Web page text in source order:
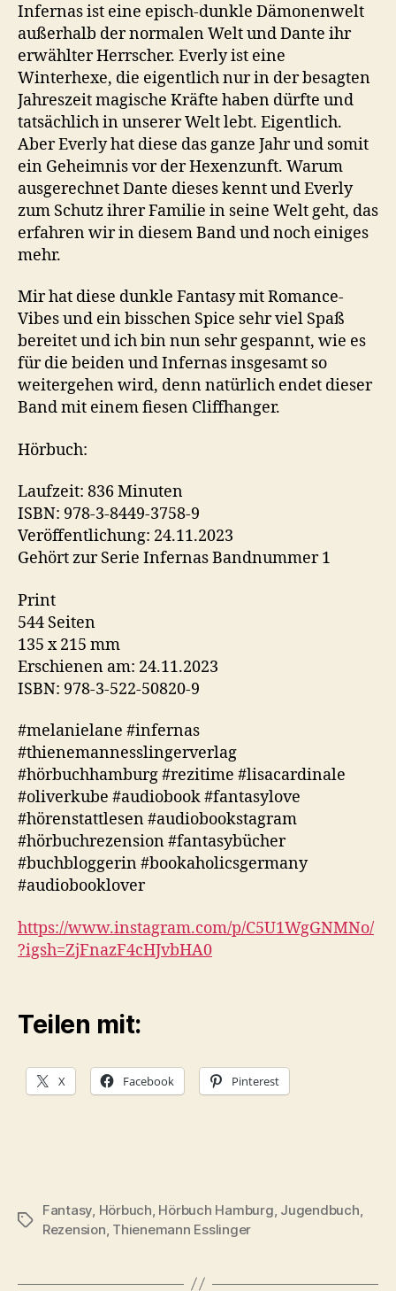
Infernas ist eine episch-dunkle Dämonenwelt
außerhalb der normalen Welt und Dante ihr
erwählter Herrscher. Everly ist eine
Winterhexe, die eigentlich nur in der besagten
Jahreszeit magische Kräfte haben dürfte und
tatsächlich in unserer Welt lebt. Eigentlich.
Aber Everly hat diese das ganze Jahr und somit
ein Geheimnis vor der Hexenzunft. Warum
ausgerechnet Dante dieses kennt und Everly
zum Schutz ihrer Familie in seine Welt geht, das
erfahren wir in diesem Band und noch einiges
mehr.
Mir hat diese dunkle Fantasy mit Romance-
Vibes und ein bisschen Spice sehr viel Spaß
bereitet und ich bin nun sehr gespannt, wie es
für die beiden und Infernas insgesamt so
weitergehen wird, denn natürlich endet dieser
Band mit einem fiesen Cliffhanger.
Hörbuch:
Laufzeit: 836 Minuten
ISBN: 978-3-8449-3758-9
Veröffentlichung: 24.11.2023
Gehört zur Serie Infernas Bandnummer 1
Print
544 Seiten
135 x 215 mm
Erschienen am: 24.11.2023
ISBN: 978-3-522-50820-9
#melanielane #infernas
#thienemannesslingerverlag
#hörbuchhamburg #rezitime #lisacardinale
#oliverkube #audiobook #fantasylove
#hörenstattlesen #audiobookstagram
#hörbuchrezension #fantasybücher
#buchbloggerin #bookaholicsgermany
#audiobooklover
https://www.instagram.com/p/C5U1WgGNMNo/
?igsh=ZjFnazF4cHJvbHA0
Teilen mit:
X Facebook Pinterest
Schlagwörter
Fantasy Hörbuch Hörbuch Hamburg Jugendbuch
Rezension Thienemann Esslinger